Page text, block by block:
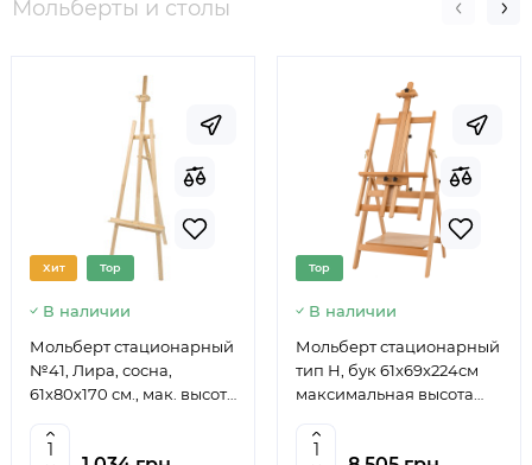
Мольберты и столы
Хит Top
В наличии
Мольберт стационарный
№41, Лира, сосна,
61х80х170 см., мак. высота
Studio
Top
В наличии
Мольберт стационарный
тип Н, бук 61x69x224см
максимальная высота
6059